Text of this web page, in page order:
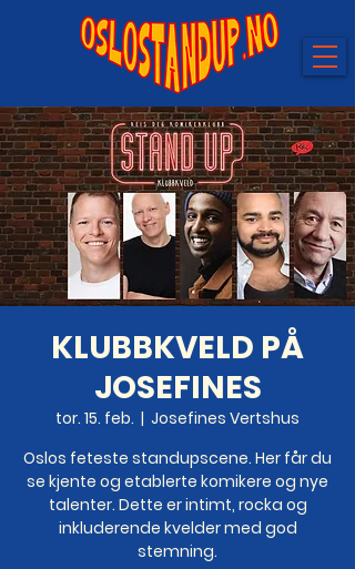
KLUBBKVELD PÅ
JOSEFINES
tor. 15. feb.
  |
Josefines Vertshus
Oslos feteste standupscene. Her får du
se kjente og etablerte komikere og nye
talenter. Dette er intimt, rocka og
inkluderende kvelder med god
stemning.